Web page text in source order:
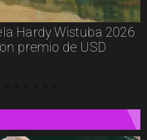
Pablito Recupera